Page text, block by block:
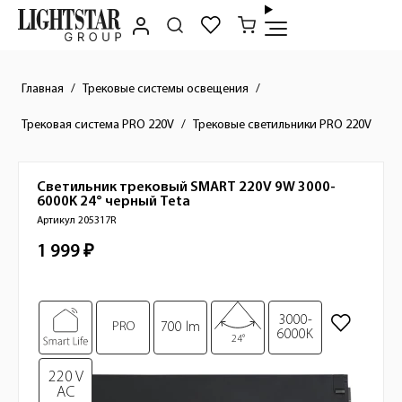
Главная Трековые системы освещения
Трековая система PRO 220V Трековые светильники PRO 220V
Краткое описание товара
Изображения товара
PRO 700 lm
24°
3000-
6000K
220 V
AC
Светильник трековый SMART 220V 9W 3000-
6000K 24° черный Teta
Артикул 205317R
Стоимость товара
1 999 ₽